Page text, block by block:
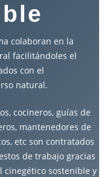
colaboran en la
facilitándoles el
con el
natural.
cocineros, guías de
mantenedores de
etc son contratados
de trabajo gracias
cinegético sostenible y